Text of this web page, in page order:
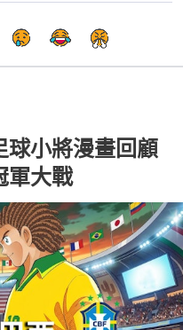
球小將漫畫回顧
軍大戰